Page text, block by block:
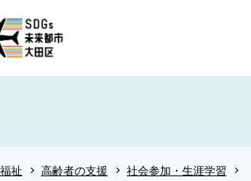
福祉 高齢者の支援 社会参加・生涯学習